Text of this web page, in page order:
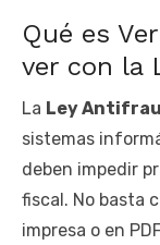
Qué es
ver con la
La Ley
sistemas
deben impedir
fiscal. No basta
impresa o en